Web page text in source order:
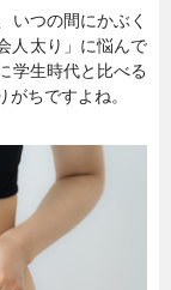
ニュース
エンタメ
いつの間にかぶく
人太り」に悩んで
学生時代と比べる
ちですよね。